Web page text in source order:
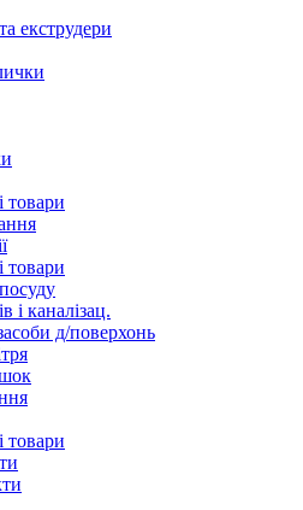
екструдери
товари
товари
і каналізац.
д/поверхонь
товари